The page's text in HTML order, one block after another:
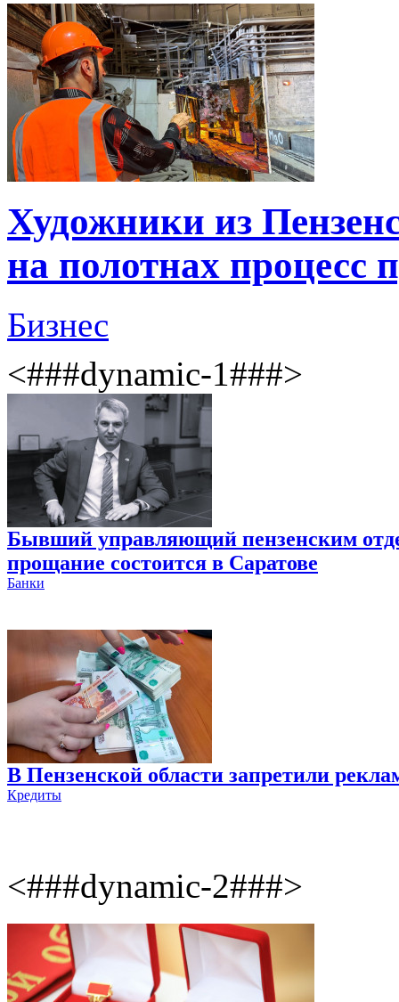
Художники из
на полотнах процесс
Бизнес
<###dynamic-1###>
Бывший управляющий пензенским
прощание состоится в Саратове
Банки
В Пензенской области запретили
Кредиты
<###dynamic-2###>